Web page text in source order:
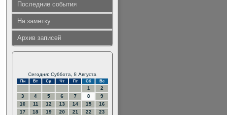
Последние события
На заметку
Архив записей
Сегодня: Суббота, 8 Августа
Пн Вт Ср Чт Пт Сб Вс
1
2
3
4 5 6 7 8
9
10
11 12 13 14 15
16
17
18 19 20 21 22
23